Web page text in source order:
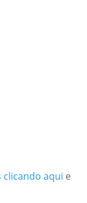
clicando aqui e